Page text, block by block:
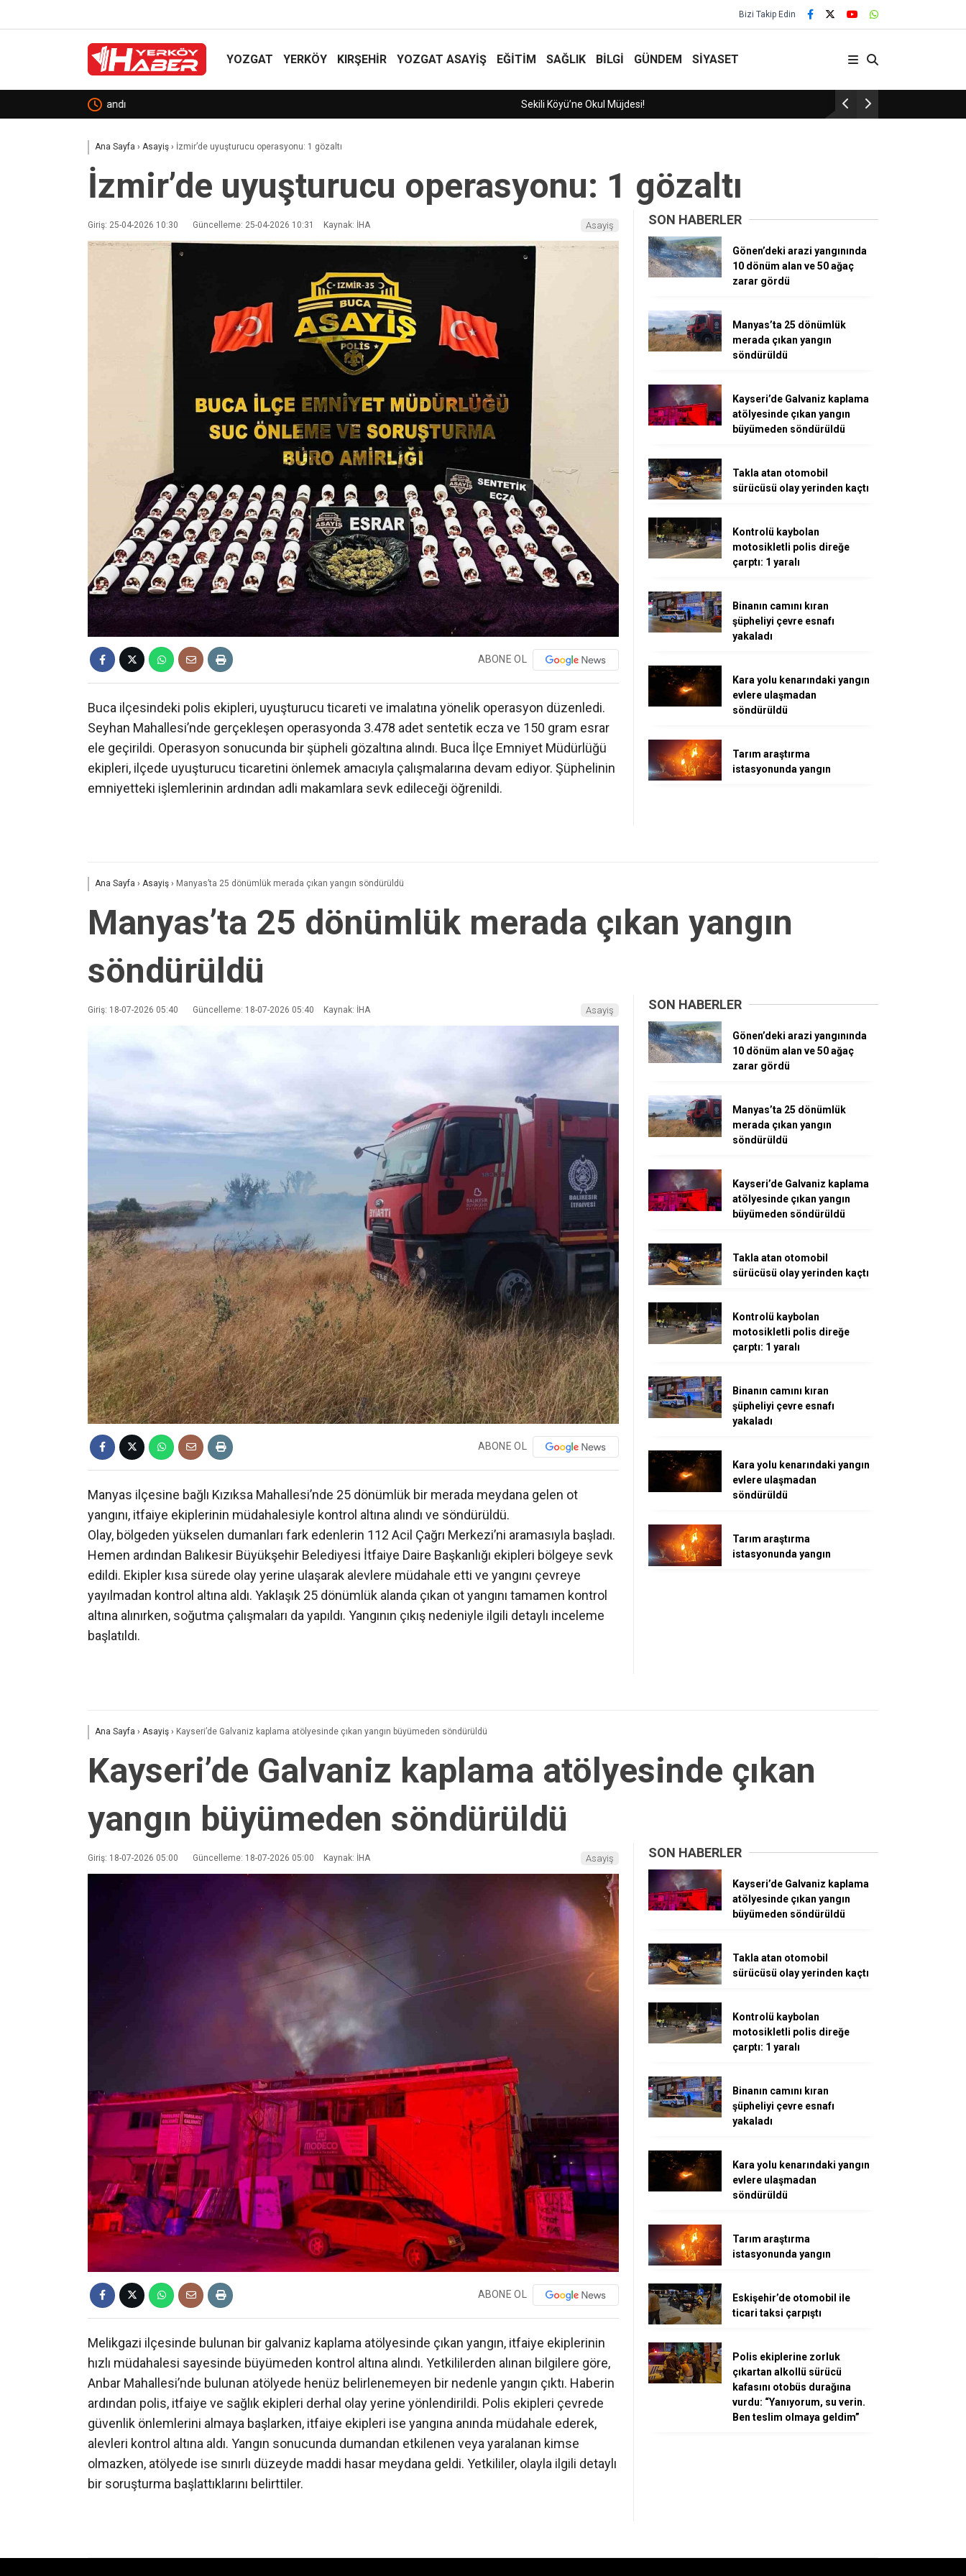
Bizi Takip Edin
YOZGAT YERKÖY KIRŞEHİR YOZGAT ASAYIŞ EĞİTİM SAĞLIK BİLGİ GÜNDEM SİYASET
Sekili Köyü’ne Okul Müjdesi! 29 Yıllık Gelenek Sürüyor!
Ana Sayfa › Asayiş › İzmir’de uyuşturucu operasyonu: 1 gözaltı
İzmir’de uyuşturucu operasyonu: 1 gözaltı
Giriş: 25-04-2026 10:30 Güncelleme: 25-04-2026 10:31 Kaynak: İHA Asayiş
ABONE OL
Buca ilçesindeki polis ekipleri, uyuşturucu ticareti ve imalatına yönelik operasyon düzenledi.
Seyhan Mahallesi’nde gerçekleşen operasyonda 3.478 adet sentetik ecza ve 150 gram esrar
ele geçirildi. Operasyon sonucunda bir şüpheli gözaltına alındı. Buca İlçe Emniyet Müdürlüğü
ekipleri, ilçede uyuşturucu ticaretini önlemek amacıyla çalışmalarına devam ediyor. Şüphelinin
emniyetteki işlemlerinin ardından adli makamlara sevk edileceği öğrenildi.
SON HABERLER
Gönen’deki arazi yangınında
10 dönüm alan ve 50 ağaç
zarar gördü
Manyas’ta 25 dönümlük
merada çıkan yangın
söndürüldü
Kayseri’de Galvaniz kaplama
atölyesinde çıkan yangın
büyümeden söndürüldü
Takla atan otomobil
sürücüsü olay yerinden kaçtı
Kontrolü kaybolan
motosikletli polis direğe
çarptı: 1 yaralı
Binanın camını kıran
şüpheliyi çevre esnafı
yakaladı
Kara yolu kenarındaki yangın
evlere ulaşmadan
söndürüldü
Tarım araştırma
istasyonunda yangın
Ana Sayfa › Asayiş › Manyas’ta 25 dönümlük merada çıkan yangın söndürüldü
Manyas’ta 25 dönümlük merada çıkan yangın
söndürüldü
Giriş: 18-07-2026 05:40 Güncelleme: 18-07-2026 05:40 Kaynak: İHA Asayiş
ABONE OL
Manyas ilçesine bağlı Kızıksa Mahallesi’nde 25 dönümlük bir merada meydana gelen ot
yangını, itfaiye ekiplerinin müdahalesiyle kontrol altına alındı ve söndürüldü.
Olay, bölgeden yükselen dumanları fark edenlerin 112 Acil Çağrı Merkezi’ni aramasıyla başladı.
Hemen ardından Balıkesir Büyükşehir Belediyesi İtfaiye Daire Başkanlığı ekipleri bölgeye sevk
edildi. Ekipler kısa sürede olay yerine ulaşarak alevlere müdahale etti ve yangını çevreye
yayılmadan kontrol altına aldı. Yaklaşık 25 dönümlük alanda çıkan ot yangını tamamen kontrol
altına alınırken, soğutma çalışmaları da yapıldı. Yangının çıkış nedeniyle ilgili detaylı inceleme
başlatıldı.
SON HABERLER
Gönen’deki arazi yangınında
10 dönüm alan ve 50 ağaç
zarar gördü
Manyas’ta 25 dönümlük
merada çıkan yangın
söndürüldü
Kayseri’de Galvaniz kaplama
atölyesinde çıkan yangın
büyümeden söndürüldü
Takla atan otomobil
sürücüsü olay yerinden kaçtı
Kontrolü kaybolan
motosikletli polis direğe
çarptı: 1 yaralı
Binanın camını kıran
şüpheliyi çevre esnafı
yakaladı
Kara yolu kenarındaki yangın
evlere ulaşmadan
söndürüldü
Tarım araştırma
istasyonunda yangın
Ana Sayfa › Asayiş › Kayseri’de Galvaniz kaplama atölyesinde çıkan yangın büyümeden söndürüldü
Kayseri’de Galvaniz kaplama atölyesinde çıkan
yangın büyümeden söndürüldü
Giriş: 18-07-2026 05:00 Güncelleme: 18-07-2026 05:00 Kaynak: İHA Asayiş
ABONE OL
Melikgazi ilçesinde bulunan bir galvaniz kaplama atölyesinde çıkan yangın, itfaiye ekiplerinin
hızlı müdahalesi sayesinde büyümeden kontrol altına alındı. Yetkililerden alınan bilgilere göre,
Anbar Mahallesi’nde bulunan atölyede henüz belirlenemeyen bir nedenle yangın çıktı. Haberin
ardından polis, itfaiye ve sağlık ekipleri derhal olay yerine yönlendirildi. Polis ekipleri çevrede
güvenlik önlemlerini almaya başlarken, itfaiye ekipleri ise yangına anında müdahale ederek,
alevleri kontrol altına aldı. Yangın sonucunda dumandan etkilenen veya yaralanan kimse
olmazken, atölyede ise sınırlı düzeyde maddi hasar meydana geldi. Yetkililer, olayla ilgili detaylı
bir soruşturma başlattıklarını belirttiler.
SON HABERLER
Kayseri’de Galvaniz kaplama
atölyesinde çıkan yangın
büyümeden söndürüldü
Takla atan otomobil
sürücüsü olay yerinden kaçtı
Kontrolü kaybolan
motosikletli polis direğe
çarptı: 1 yaralı
Binanın camını kıran
şüpheliyi çevre esnafı
yakaladı
Kara yolu kenarındaki yangın
evlere ulaşmadan
söndürüldü
Tarım araştırma
istasyonunda yangın
Eskişehir’de otomobil ile
ticari taksi çarpıştı
Polis ekiplerine zorluk
çıkartan alkollü sürücü
kafasını otobüs durağına
vurdu: “Yanıyorum, su verin.
Ben teslim olmaya geldim”